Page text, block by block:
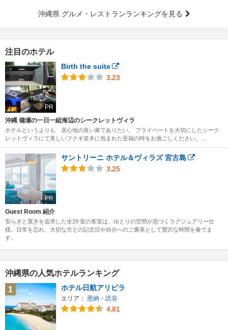
沖縄県 グルメ・レストランランキングを見る
注目のホテル
PR
Birth the suite
3.23
沖縄 備瀬の一日一組海辺のシークレットヴィラ
ホテルというよりも 居心地の良い家でありたい。 プライベートを大切にしたシーク
レットヴィラにて美しいフクギ並木に包まれた至福の時をお過ごしください。 ...
PR
サントリーニ ホテル＆ヴィラズ 宮古島
3.25
Guest Room 紹介
安らぎと寛ぎを追求した全29 室の客室は、ゆとりの空間が息づくラグジュアリー仕
様。日常を忘れ、大切な方との記念日や自分へのご褒美として贅沢な時間を奏でま
す。
沖縄県の人気ホテルランキング
1
ホテル日航アリビラ
エリア： 恩納・読谷
4.81